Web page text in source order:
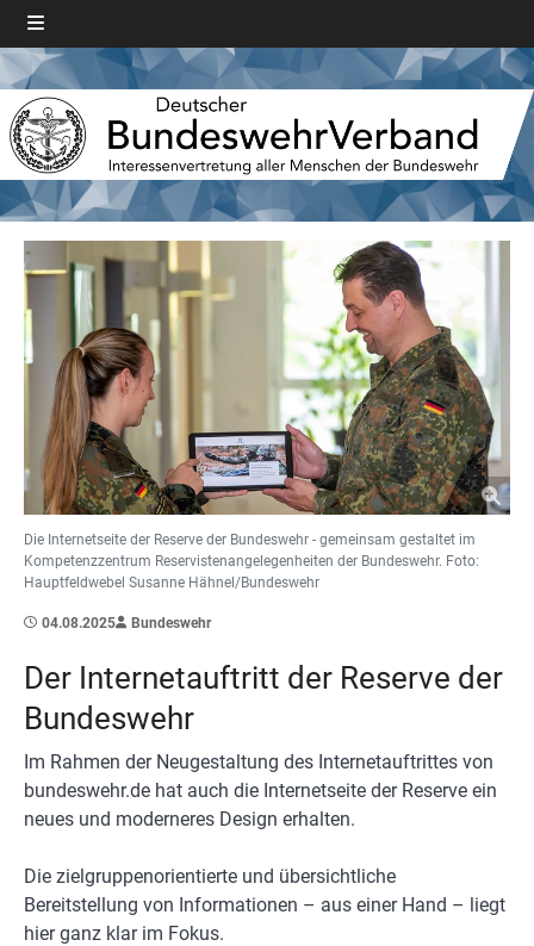
Die Internetseite der Reserve der Bundeswehr - gemeinsam gestaltet im
Kompetenzzentrum Reservistenangelegenheiten der Bundeswehr. Foto:
Hauptfeldwebel Susanne Hähnel/Bundeswehr
04.08.2025 Bundeswehr
Der Internetauftritt der Reserve der
Bundeswehr
Im Rahmen der Neugestaltung des Internetauftrittes von
bundeswehr.de hat auch die Internetseite der Reserve ein
neues und moderneres Design erhalten.
Die zielgruppenorientierte und übersichtliche
Bereitstellung von Informationen – aus einer Hand – liegt
hier ganz klar im Fokus.